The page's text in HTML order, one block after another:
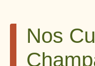
Nos